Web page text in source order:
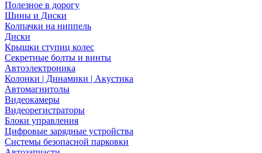
Полезное в дорогу
Шины и Диски
Колпачки на ниппель
Диски
Крышки ступиц колес
Секретные болты и винты
Автоэлектроника
Колонки | Динамики | Акустика
Автомагнитолы
Видеокамеры
Видеорегистраторы
Блоки управления
Цифровые зарядные устройства
Системы безопасной парковки